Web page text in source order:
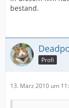
bestand.
Profi
13. März 2010 um